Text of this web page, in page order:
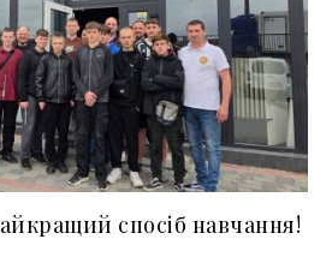
спосіб навчання!